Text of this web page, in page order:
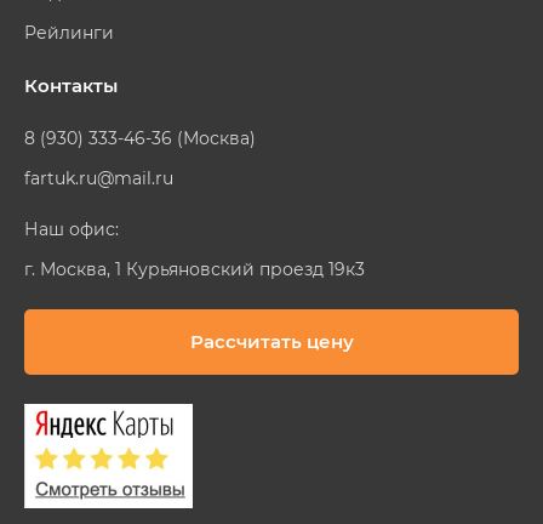
Рейлинги
Контакты
8 (930) 333-46-36 (Москва)
fartuk.ru@mail.ru
Наш офис:
г. Москва, 1 Курьяновский проезд 19к3
Рассчитать цену